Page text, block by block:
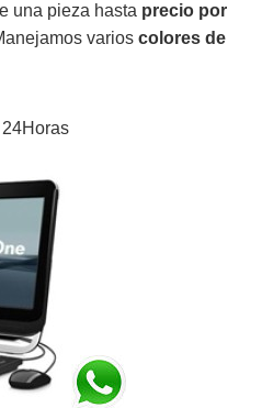
una pieza hasta precio por
varios colores de
24Horas